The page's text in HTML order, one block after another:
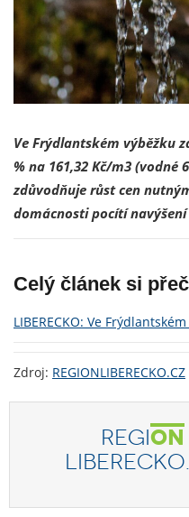
Ve Frýdlantském výběžku
% na 161,32 Kč/m3 (vodné
zdůvodňuje růst cen
domácnosti pocítí
Celý článek si
LIBERECKO: Ve
Zdroj: REGIONLIBERECKO.CZ
REGION